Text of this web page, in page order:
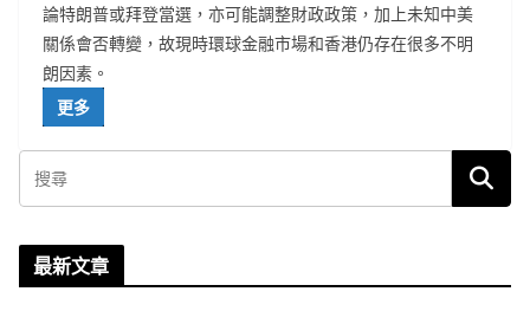
論特朗普或拜登當選，亦可能調整財政政策，加上未知中美
關係會否轉變，故現時環球金融市場和香港仍存在很多不明
朗因素。
更多
最新文章